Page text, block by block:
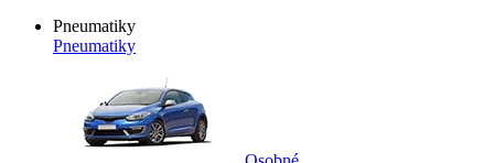
Pneumatiky
Pneumatiky